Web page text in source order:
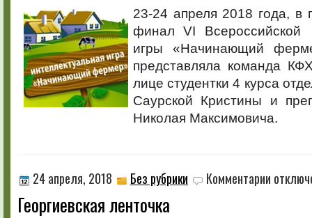
фермер»
23-24 апреля 2018 года, в
финал VI Всероссийской
игры «Начинающий
представляла команда
лице студентки 4 курса
Саурской Кристины и
Николая Максимовича.
24 апреля, 2018 Без рубрики Комментарии записи
Георгиевская ленточка